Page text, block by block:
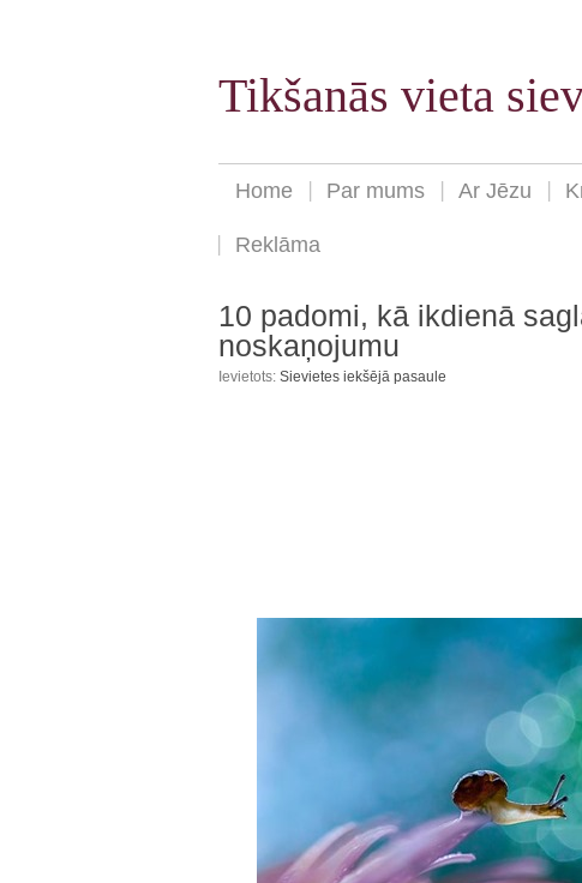
Tikšanās vieta
Home Par mums Ar Jēzu
Reklāma
10 padomi, kā ikdienā
noskaņojumu
Ievietots: Sievietes iekšējā pasaule